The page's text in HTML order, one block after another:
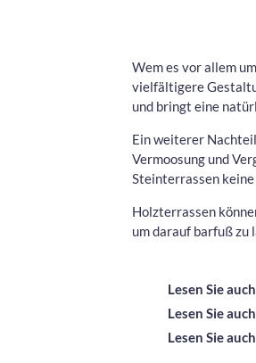
Wem es vor allem
vielfältigere
und bringt eine
Ein weiterer
Vermoosung und
Steinterrassen
Holzterrassen
um darauf barfuß zu
Lesen Sie
Lesen Sie
Lesen Sie